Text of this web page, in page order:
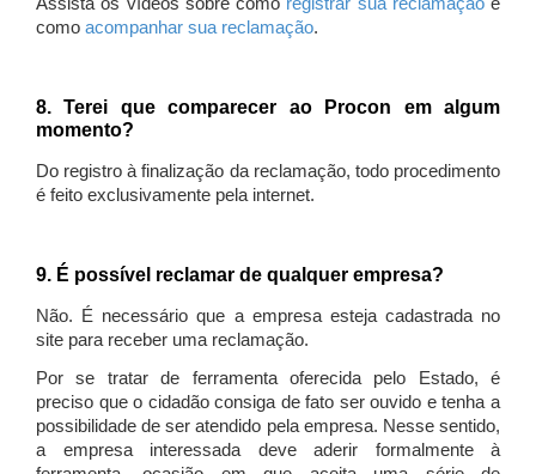
Assista os vídeos sobre como registrar sua reclamaçãoe
como acompanhar sua reclamação.
8. Terei que comparecer ao Procon em algum
momento?
Do registro à finalização da reclamação, todo procedimento
é feito exclusivamente pela internet.
9. É possível reclamar de qualquer empresa?
Não. É necessário que a empresa esteja cadastrada no
site para receber uma reclamação.
Por se tratar de ferramenta oferecida pelo Estado, é
preciso que o cidadão consiga de fato ser ouvido e tenha a
possibilidade de ser atendido pela empresa. Nesse sentido,
a empresa interessada deve aderir formalmente à